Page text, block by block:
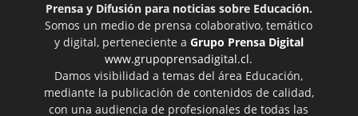
Prensa y Difusión para noticias sobre Educación.
Somos un medio de prensa colaborativo, temático
y digital, perteneciente a Grupo Prensa Digital
www.grupoprensadigital.cl.
Damos visibilidad a temas del área Educación,
mediante la publicación de contenidos de calidad,
con una audiencia de profesionales de todas las